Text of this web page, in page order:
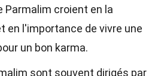
Parmalim croient en la
en l'importance de vivre une
un bon karma.
sont souvent dirigés par